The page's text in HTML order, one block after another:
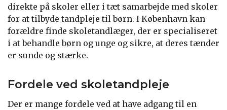
direkte på skoler eller i tæt samarbejde med skoler
for at tilbyde tandpleje til børn. I København kan
forældre finde skoletandlæger, der er specialiseret
i at behandle børn og unge og sikre, at deres tænder
er sunde og stærke.
Fordele ved skoletandpleje
Der er mange fordele ved at have adgang til en